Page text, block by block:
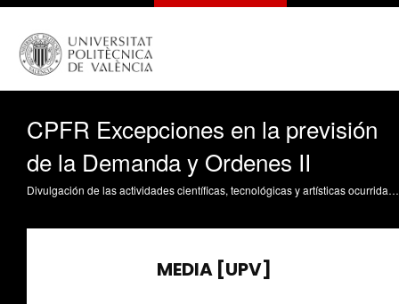
CPFR Excepciones en la previsión
de la Demanda y Ordenes II
Divulgación de las actividades científicas, tecnológicas y artísticas ocurridas en los tres campus de la UPV